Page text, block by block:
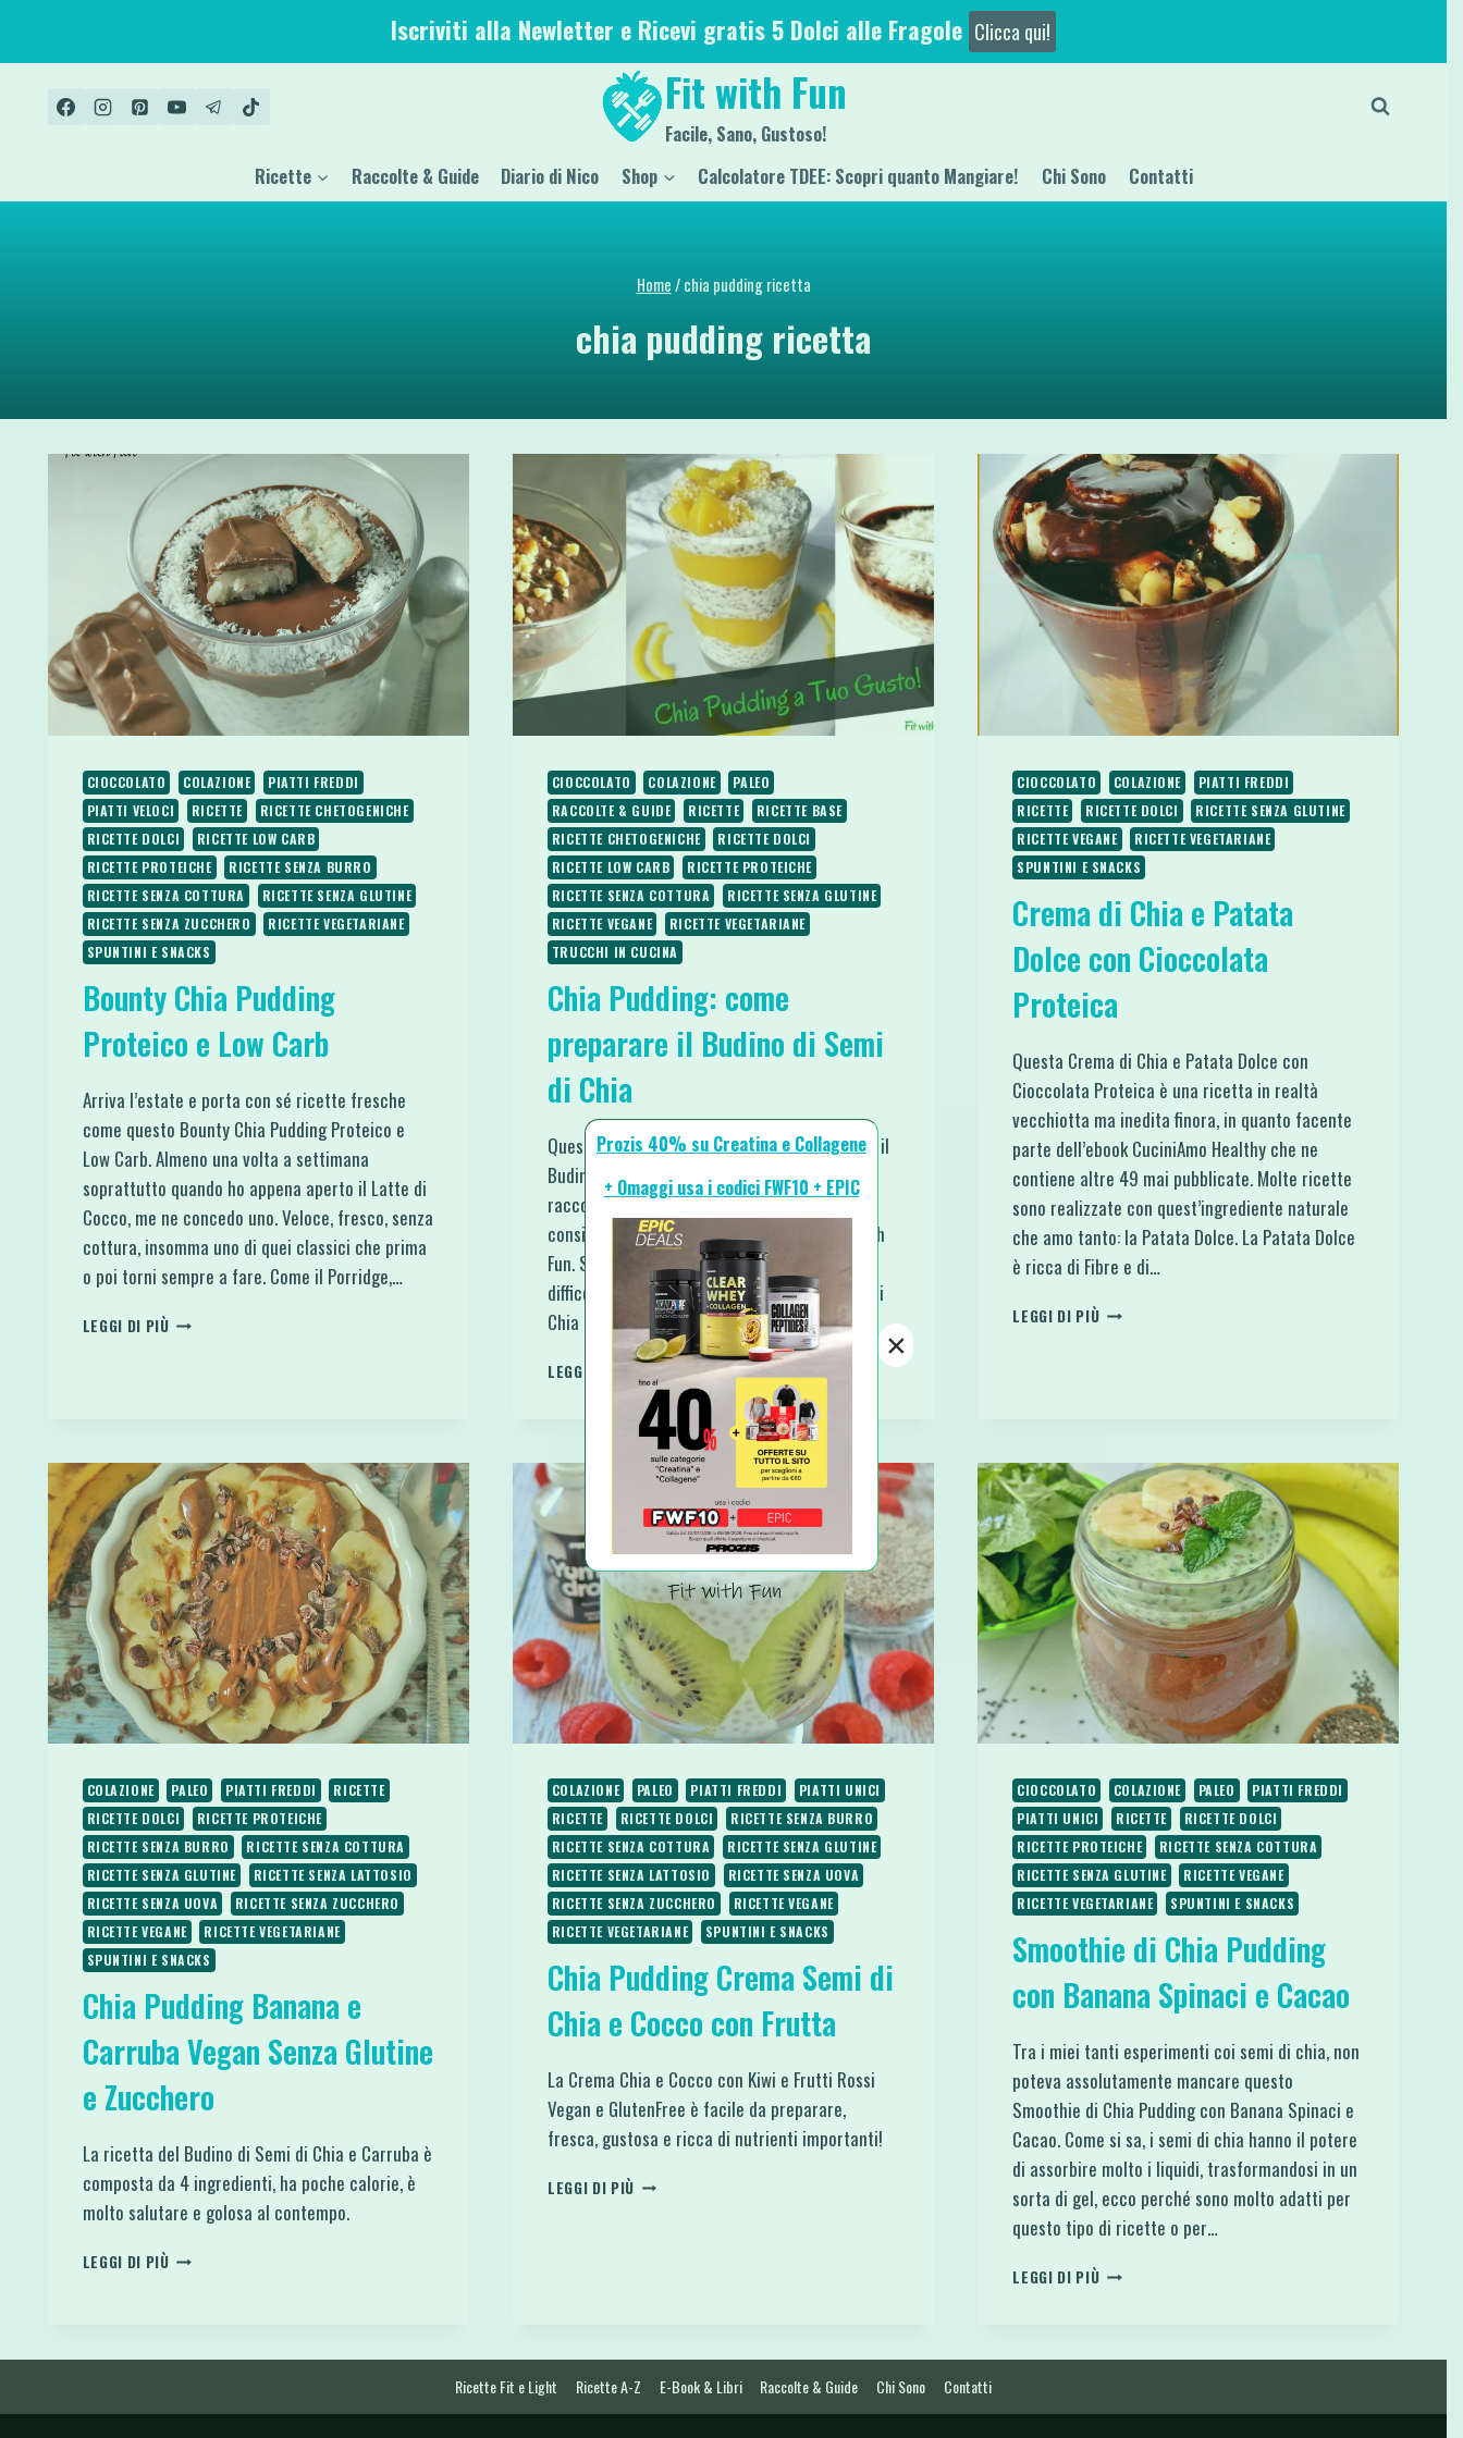
contenuto
Iscriviti alla Newletter e Ricevi gratis 5 Dolci alle Fragole Clicca qui!
Fit with Fun
Facile, Sano, Gustoso!
Ricette Raccolte & Guide Diario di Nico Shop Calcolatore TDEE: Scopri quanto Mangiare! Chi Sono Contatti
Home/ chia pudding ricetta
chia pudding ricetta
CIOCCOLATO COLAZIONE
PIATTI FREDDI
PIATTI VELOCI
RICETTE
RICETTE CHETOGENICHE
RICETTE DOLCI
RICETTE LOW CARB
RICETTE PROTEICHE
RICETTE SENZA BURRO
RICETTE SENZA COTTURA
RICETTE SENZA GLUTINE
RICETTE SENZA ZUCCHERO
RICETTE VEGETARIANE
SPUNTINI E SNACKS
Bounty Chia Pudding
Proteico e Low Carb
Arriva l’estate e porta con sé ricette fresche
come questo Bounty Chia Pudding Proteico e
Low Carb. Almeno una volta a settimana
soprattutto quando ho appena aperto il Latte di
Cocco, me ne concedo uno. Veloce, fresco, senza
cottura, insomma uno di quei classici che prima
o poi torni sempre a fare. Come il Porridge,…
LEGGI DI PIÙBOUNTY
CIOCCOLATO COLAZIONE
PALEO
RACCOLTE & GUIDE
RICETTE
RICETTE BASE
RICETTE CHETOGENICHE
RICETTE DOLCI
RICETTE LOW CARB
RICETTE PROTEICHE
RICETTE SENZA COTTURA
RICETTE SENZA GLUTINE
RICETTE VEGANE
RICETTE VEGETARIANE
TRUCCHI IN CUCINA
Chia Pudding: come
preparare il Budino di Semi
di Chia
Quest’articolo “Chia Pudding: come preparare il
Budino di Semi di Chia” vuole essere una
raccolta di varie ricette già pubblicate e di
consigli postati sul profilo Instagram di Fit with
Fun. Siccome noto che davvero in molti hanno
difficoltà con le quantità di latte e/o di Semi di
Chia da utilizzare per ottenere il budino,…
LEGGI DI PIÙ CHIA
PUDDING:
COME
PREPARARE
BUDINO
SEMI
CHIA
CIOCCOLATO COLAZIONE
PIATTI FREDDI
RICETTE
RICETTE DOLCI
RICETTE SENZA GLUTINE
RICETTE VEGANE
RICETTE VEGETARIANE
SPUNTINI E SNACKS
Crema di Chia e Patata
Dolce con Cioccolata
Proteica
Questa Crema di Chia e Patata Dolce con
Cioccolata Proteica è una ricetta in realtà
vecchiotta ma inedita finora, in quanto facente
parte dell’ebook CuciniAmo Healthy che ne
contiene altre 49 mai pubblicate. Molte ricette
sono realizzate con quest’ingrediente naturale
che amo tanto: la Patata Dolce. La Patata Dolce
è ricca di Fibre e di…
LEGGI DI PIÙCREMA
CIOCCOLATA
PROTEICA
COLAZIONE PALEO PIATTI FREDDI
RICETTE
RICETTE DOLCI
RICETTE PROTEICHE
RICETTE SENZA BURRO
RICETTE SENZA COTTURA
RICETTE SENZA GLUTINE
RICETTE SENZA LATTOSIO
RICETTE SENZA UOVA
RICETTE SENZA ZUCCHERO
RICETTE VEGANE
RICETTE VEGETARIANE
SPUNTINI E SNACKS
Chia Pudding Banana e
Carruba Vegan Senza Glutine
e Zucchero
La ricetta del Budino di Semi di Chia e Carruba è
composta da 4 ingredienti, ha poche calorie, è
molto salutare e golosa al contempo.
LEGGI DI PIÙCHIA
GLUTINE
COLAZIONE PALEO PIATTI FREDDI
PIATTI UNICI
RICETTE
RICETTE DOLCI
RICETTE SENZA BURRO
RICETTE SENZA COTTURA
RICETTE SENZA GLUTINE
RICETTE SENZA LATTOSIO
RICETTE SENZA UOVA
RICETTE SENZA ZUCCHERO
RICETTE VEGANE
RICETTE VEGETARIANE
SPUNTINI E SNACKS
Chia Pudding Crema Semi di
Chia e Cocco con Frutta
La Crema Chia e Cocco con Kiwi e Frutti Rossi
Vegan e GlutenFree è facile da preparare,
fresca, gustosa e ricca di nutrienti importanti!
LEGGI DI PIÙ CHIA
FRUTTA
CIOCCOLATO COLAZIONE PALEO
PIATTI FREDDI
PIATTI UNICI
RICETTE
RICETTE DOLCI
RICETTE PROTEICHE
RICETTE SENZA COTTURA
RICETTE SENZA GLUTINE
RICETTE VEGANE
RICETTE VEGETARIANE
SPUNTINI E SNACKS
Smoothie di Chia Pudding
con Banana Spinaci e Cacao
Tra i miei tanti esperimenti coi semi di chia, non
poteva assolutamente mancare questo
Smoothie di Chia Pudding con Banana Spinaci e
Cacao. Come si sa, i semi di chia hanno il potere
di assorbire molto i liquidi, trasformandosi in un
sorta di gel, ecco perché sono molto adatti per
questo tipo di ricette o per…
LEGGI DI PIÙSMOOTHIE
CON
Ricette Fit e Light Ricette A-Z E-Book & Libri Raccolte & Guide Chi Sono Contatti
Prozis 40% su Creatina e Collagene
+ Omaggi usa i codici FWF10 + EPIC
×